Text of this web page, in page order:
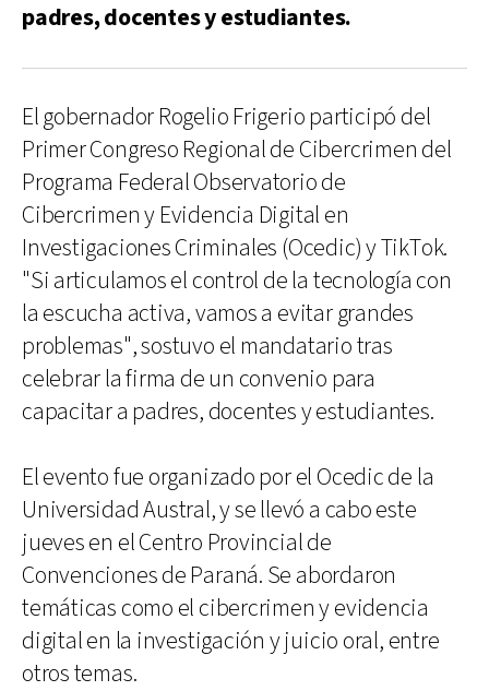
padres, docentes y estudiantes.
El gobernador Rogelio Frigerio participó del
Primer Congreso Regional de Cibercrimen del
Programa Federal Observatorio de
Cibercrimen y Evidencia Digital en
Investigaciones Criminales (Ocedic) y TikTok.
"Si articulamos el control de la tecnología con
la escucha activa, vamos a evitar grandes
problemas", sostuvo el mandatario tras
celebrar la firma de un convenio para
capacitar a padres, docentes y estudiantes.
El evento fue organizado por el Ocedic de la
Universidad Austral, y se llevó a cabo este
jueves en el Centro Provincial de
Convenciones de Paraná. Se abordaron
temáticas como el cibercrimen y evidencia
digital en la investigación y juicio oral, entre
otros temas.